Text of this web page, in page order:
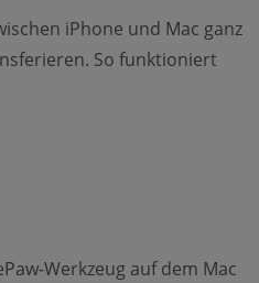
iPhone und Mac ganz
So funktioniert
Werkzeug auf dem Mac